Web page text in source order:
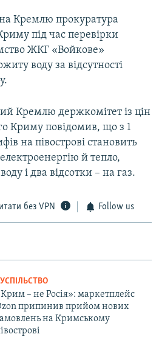
Кремлю прокуратура
під час перевірки
ЖКГ «Войкове»
воду за відсутності
Кремлю держкомітет із цін
Криму повідомив, що з 1
на півострові становить
й тепло,
і два відсотки – на газ.
без VPN Follow us
– не Росія»: маркетплейс
припинив прийом нових
на Кримському